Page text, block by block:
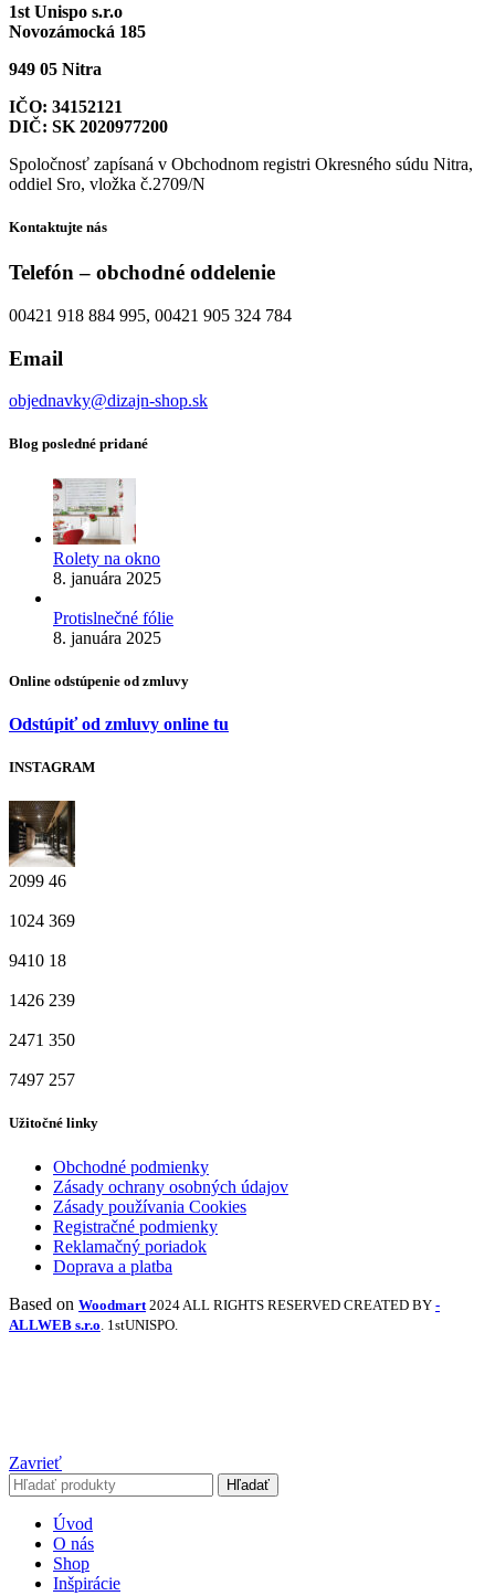
1st Unispo s.r.o
Novozámocká 185
949 05 Nitra
IČO: 34152121
DIČ: SK 2020977200
Spoločnosť zapísaná v Obchodnom registri Okresného súdu Nitra,
oddiel Sro, vložka č.2709/N
Kontaktujte nás
Telefón – obchodné oddelenie
00421 918 884 995, 00421 905 324 784
Email
objednavky@dizajn-shop.sk
Blog posledné pridané
Rolety na okno
8. januára 2025
Protislnečné fólie
8. januára 2025
Online odstúpenie od zmluvy
Odstúpiť od zmluvy online tu
INSTAGRAM
2099 46
1024 369
9410 18
1426 239
2471 350
7497 257
Užitočné linky
Obchodné podmienky
Zásady ochrany osobných údajov
Zásady používania Cookies
Registračné podmienky
Reklamačný poriadok
Doprava a platba
Based on Woodmart 2024 ALL RIGHTS RESERVED CREATED BY -
ALLWEB s.r.o . 1stUNISPO.
Zavrieť
Hľadať
Úvod
O nás
Shop
Inšpirácie